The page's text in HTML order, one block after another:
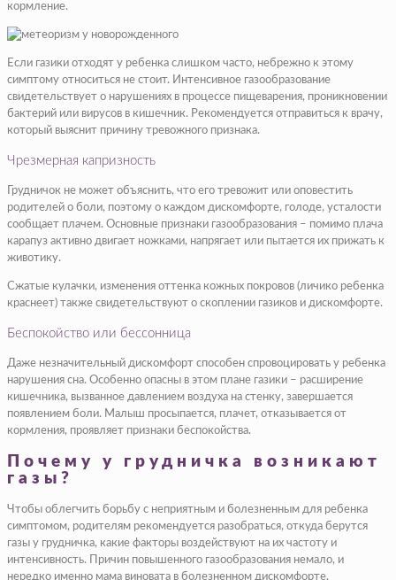
кормление.
Если газики отходят у ребенка слишком часто, небрежно к этому
симптому относиться не стоит. Интенсивное газообразование
свидетельствует о нарушениях в процессе пищеварения, проникновении
бактерий или вирусов в кишечник. Рекомендуется отправиться к врачу,
который выяснит причину тревожного признака.
Чрезмерная капризность
Грудничок не может объяснить, что его тревожит или оповестить
родителей о боли, поэтому о каждом дискомфорте, голоде, усталости
сообщает плачем. Основные признаки газообразования – помимо плача
карапуз активно двигает ножками, напрягает или пытается их прижать к
животику.
Сжатые кулачки, изменения оттенка кожных покровов (личико ребенка
краснеет) также свидетельствуют о скоплении газиков и дискомфорте.
Беспокойство или бессонница
Даже незначительный дискомфорт способен спровоцировать у ребенка
нарушения сна. Особенно опасны в этом плане газики – расширение
кишечника, вызванное давлением воздуха на стенку, завершается
появлением боли. Малыш просыпается, плачет, отказывается от
кормления, проявляет признаки беспокойства.
Почему у грудничка возникают
газы?
Чтобы облегчить борьбу с неприятным и болезненным для ребенка
симптомом, родителям рекомендуется разобраться, откуда берутся
газы у грудничка, какие факторы воздействуют на их частоту и
интенсивность. Причин повышенного газообразования немало, и
нередко именно мама виновата в болезненном дискомфорте,